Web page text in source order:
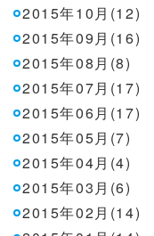
2015年10月(12)
2015年09月(16)
2015年08月(8)
2015年07月(17)
2015年06月(17)
2015年05月(7)
2015年04月(4)
2015年03月(6)
2015年02月(14)